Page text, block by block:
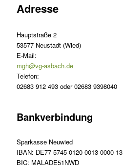
Adresse
Hauptstraße 2
53577 Neustadt (Wied)
E-Mail:
mgh@vg-asbach.de
Telefon:
02683 912 493 oder 02683 9398040
Bankverbindung
Sparkasse Neuwied
IBAN: DE77 5745 0120 0013 0000 13
BIC: MALADE51NWD